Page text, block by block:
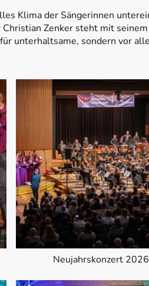
Klima der Sängerinnen
Zenker steht mit
unterhaltsame, sondern vor
Neujahrskonzert 2026